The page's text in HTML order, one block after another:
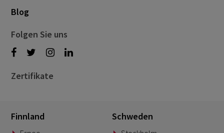
Blog
Folgen Sie uns
Zertifikate
Finnland Schweden